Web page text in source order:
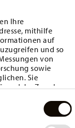
Ihre
mithilfe
auf
und so
von
sowie
Sie
welche Zwecke
das Privacy